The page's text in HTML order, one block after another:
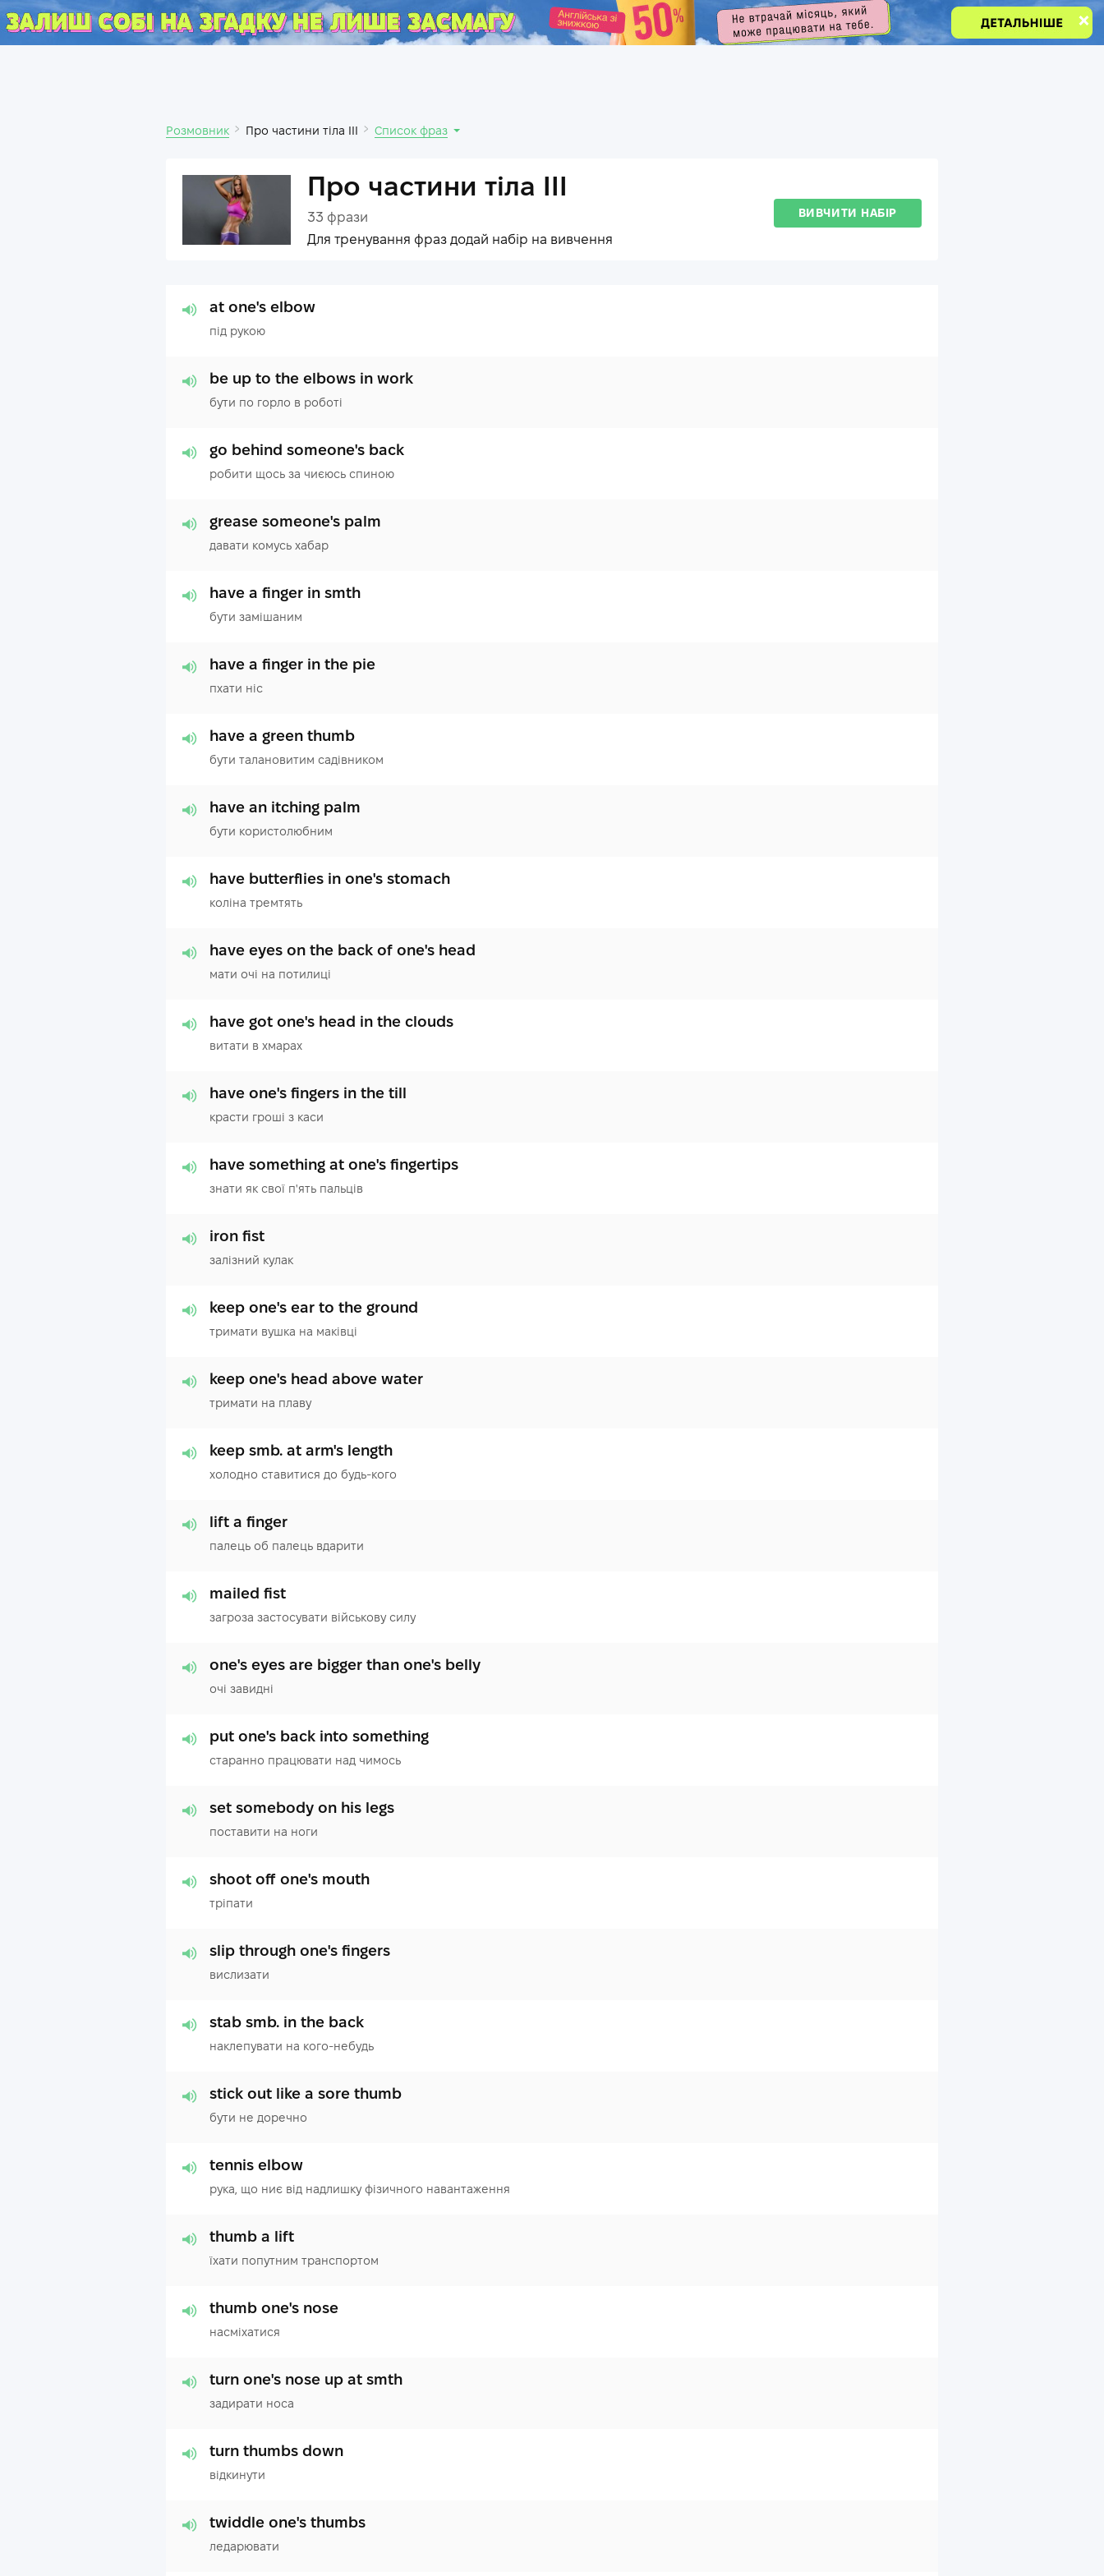
.
Розмовник Про частини тіла III Список фраз
Про частини тіла III
33 фрази
Для тренування фраз додай набір на вивчення
ВИВЧИТИ НАБІР
at one's elbow
під рукою
be up to the elbows in work
бути по горло в роботі
go behind someone's back
робити щось за чиєюсь спиною
grease someone's palm
давати комусь хабар
have a finger in smth
бути замішаним
have a finger in the pie
пхати ніс
have a green thumb
бути талановитим садівником
have an itching palm
бути користолюбним
have butterflies in one's stomach
коліна тремтять
have eyes on the back of one's head
мати очі на потилиці
have got one's head in the clouds
витати в хмарах
have one's fingers in the till
красти гроші з каси
have something at one's fingertips
знати як свої п'ять пальців
iron fist
залізний кулак
keep one's ear to the ground
тримати вушка на маківці
keep one's head above water
тримати на плаву
keep smb. at arm's length
холодно ставитися до будь-кого
lift a finger
палець об палець вдарити
mailed fist
загроза застосувати військову силу
one's eyes are bigger than one's belly
очі завидні
put one's back into something
старанно працювати над чимось
set somebody on his legs
поставити на ноги
shoot off one's mouth
тріпати
slip through one's fingers
вислизати
stab smb. in the back
наклепувати на кого-небудь
stick out like a sore thumb
бути не доречно
tennis elbow
рука, що ниє від надлишку фізичного навантаження
thumb a lift
їхати попутним транспортом
thumb one's nose
насміхатися
turn one's nose up at smth
задирати носа
turn thumbs down
відкинути
twiddle one's thumbs
ледарювати